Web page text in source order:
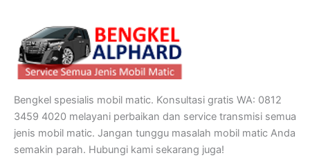
Bengkel spesialis mobil matic. Konsultasi gratis WA: 0812
3459 4020 melayani perbaikan dan service transmisi semua
jenis mobil matic. Jangan tunggu masalah mobil matic Anda
semakin parah. Hubungi kami sekarang juga!